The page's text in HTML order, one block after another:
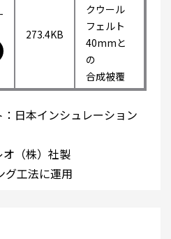
273.4KB
クウール
フェルト
40mmと
の
合成被覆
日本インシュレーション
（株）社製
工法に運用